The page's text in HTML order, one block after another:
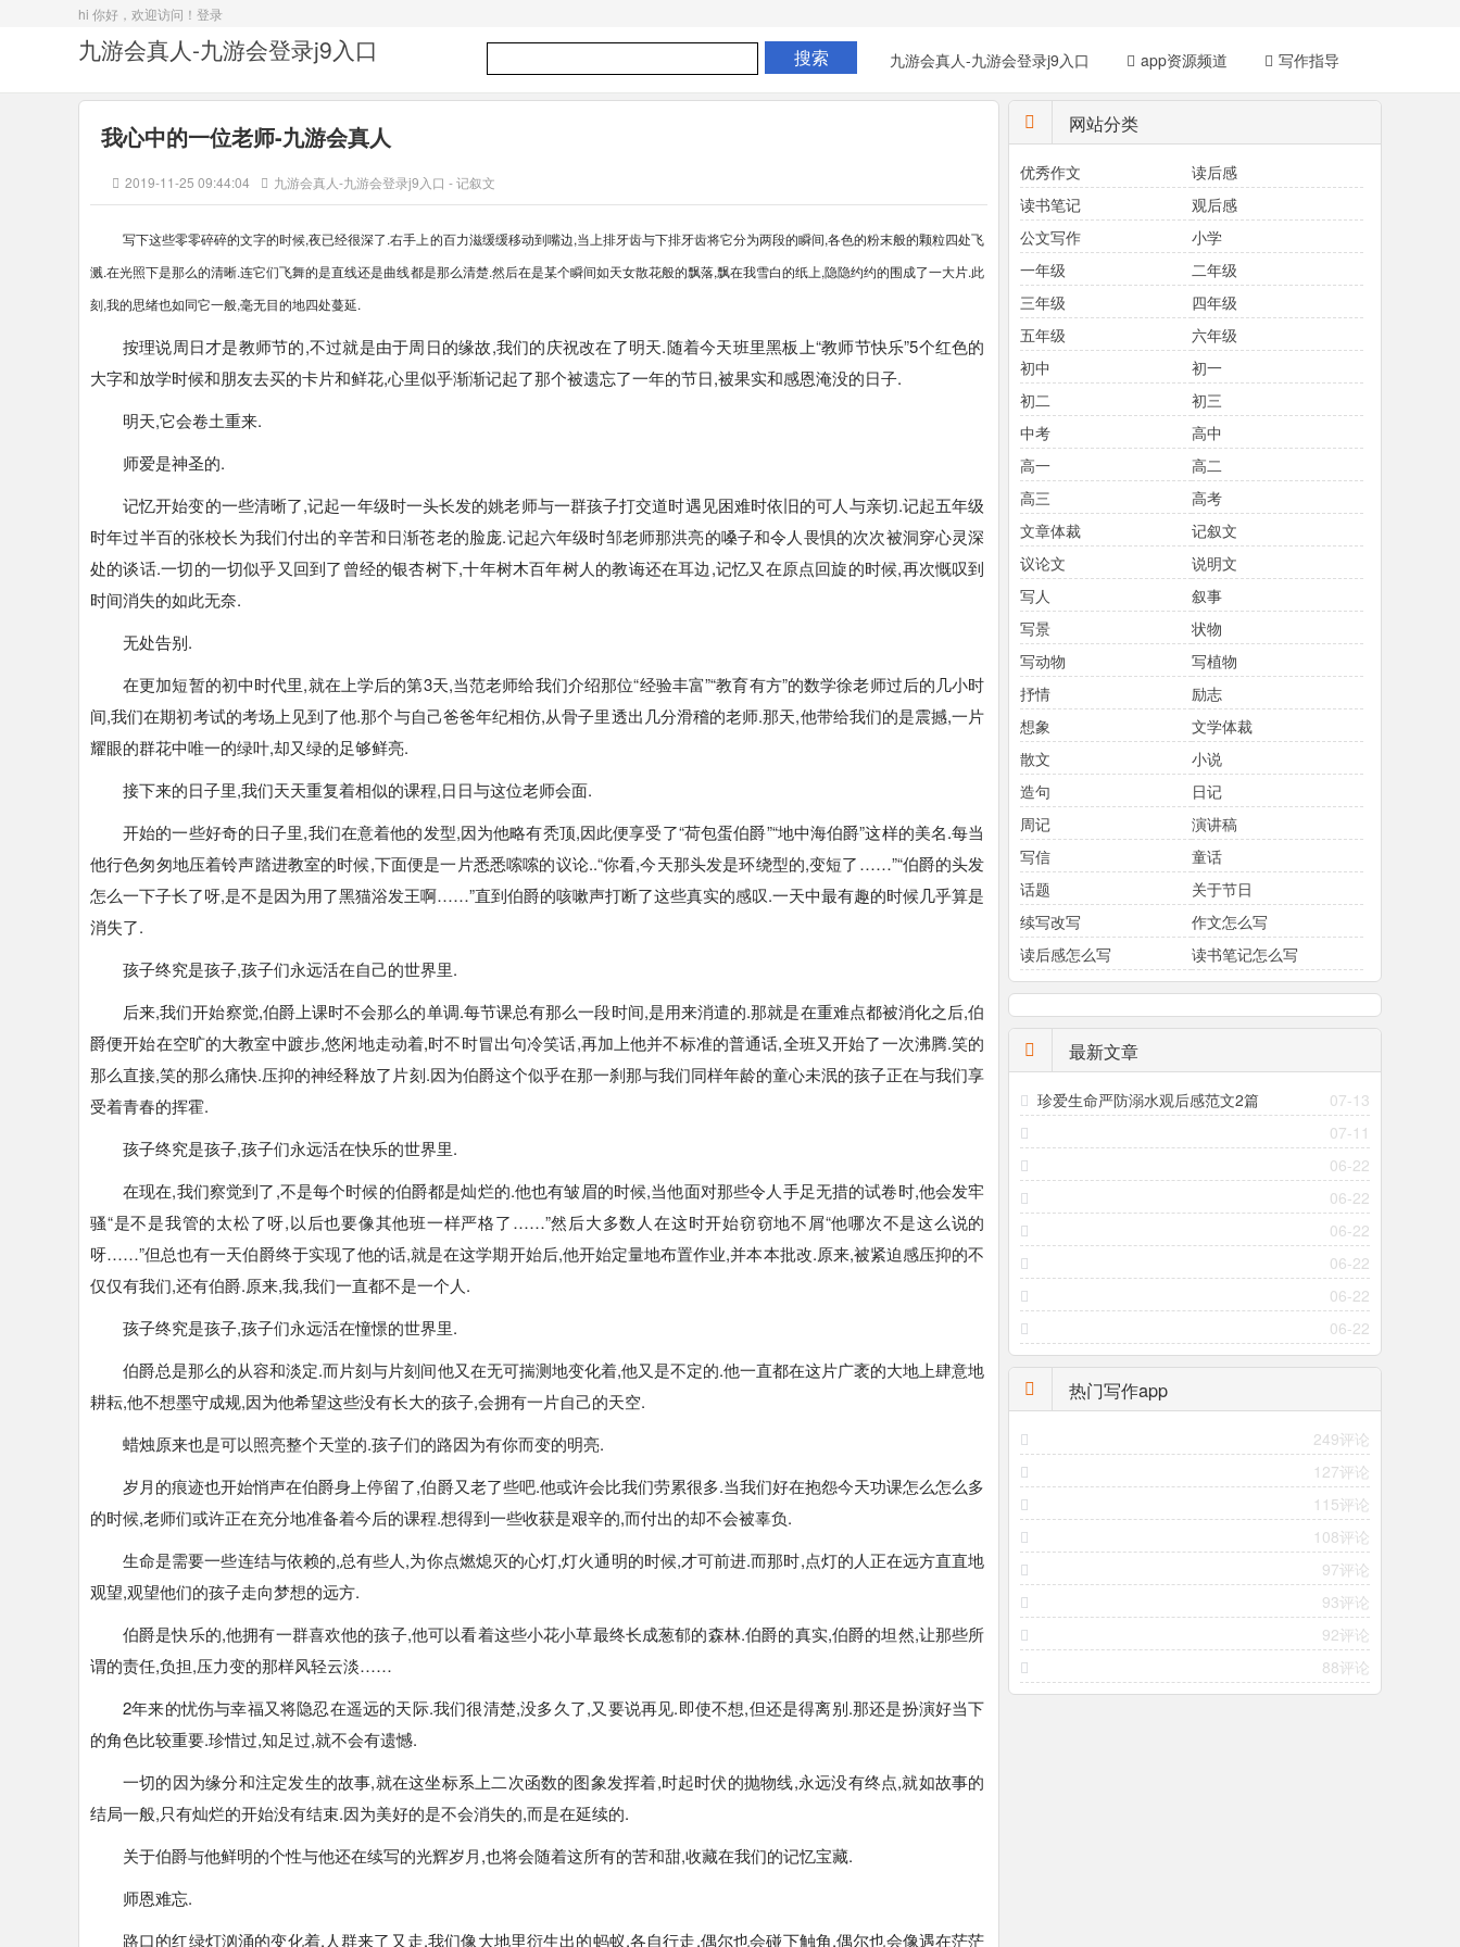
hi 你好，欢迎访问！ 登录
九游会真人-九游会登录j9入口 九游会真人-九游会登录j9入口 app资源频道 写作指导
我心中的一位老师-九游会真人
2019-11-25 09:44:04 九游会真人-九游会登录j9入口 -记叙文
写下这些零零碎碎的文字的时候,夜已经很深了.右手上的百力滋缓缓移动到嘴边,当上排牙齿与下排牙齿将它分为两段的瞬间,各色的粉末般的颗粒四处飞
溅.在光照下是那么的清晰.连它们飞舞的是直线还是曲线都是那么清楚.然后在是某个瞬间如天女散花般的飘落,飘在我雪白的纸上,隐隐约约的围成了一大片.此
刻,我的思绪也如同它一般,毫无目的地四处蔓延.
按理说周日才是教师节的,不过就是由于周日的缘故,我们的庆祝改在了明天.随着今天班里黑板上“教师节快乐”5个红色的
大字和放学时候和朋友去买的卡片和鲜花,心里似乎渐渐记起了那个被遗忘了一年的节日,被果实和感恩淹没的日子.
明天,它会卷土重来.
师爱是神圣的.
记忆开始变的一些清晰了,记起一年级时一头长发的姚老师与一群孩子打交道时遇见困难时依旧的可人与亲切.记起五年级
时年过半百的张校长为我们付出的辛苦和日渐苍老的脸庞.记起六年级时邹老师那洪亮的嗓子和令人畏惧的次次被洞穿心灵深
处的谈话.一切的一切似乎又回到了曾经的银杏树下,十年树木百年树人的教诲还在耳边,记忆又在原点回旋的时候,再次慨叹到
时间消失的如此无奈.
无处告别.
在更加短暂的初中时代里,就在上学后的第3天,当范老师给我们介绍那位“经验丰富”“教育有方”的数学徐老师过后的几小时
间,我们在期初考试的考场上见到了他.那个与自己爸爸年纪相仿,从骨子里透出几分滑稽的老师.那天,他带给我们的是震撼,一片
耀眼的群花中唯一的绿叶,却又绿的足够鲜亮.
接下来的日子里,我们天天重复着相似的课程,日日与这位老师会面.
开始的一些好奇的日子里,我们在意着他的发型,因为他略有秃顶,因此便享受了“荷包蛋伯爵”“地中海伯爵”这样的美名.每当
他行色匆匆地压着铃声踏进教室的时候,下面便是一片悉悉嗦嗦的议论..“你看,今天那头发是环绕型的,变短了……”“伯爵的头发
怎么一下子长了呀,是不是因为用了黑猫浴发王啊……”直到伯爵的咳嗽声打断了这些真实的感叹.一天中最有趣的时候几乎算是
消失了.
孩子终究是孩子,孩子们永远活在自己的世界里.
后来,我们开始察觉,伯爵上课时不会那么的单调.每节课总有那么一段时间,是用来消遣的.那就是在重难点都被消化之后,伯
爵便开始在空旷的大教室中踱步,悠闲地走动着,时不时冒出句冷笑话,再加上他并不标准的普通话,全班又开始了一次沸腾.笑的
那么直接,笑的那么痛快.压抑的神经释放了片刻.因为伯爵这个似乎在那一刹那与我们同样年龄的童心未泯的孩子正在与我们享
受着青春的挥霍.
孩子终究是孩子,孩子们永远活在快乐的世界里.
在现在,我们察觉到了,不是每个时候的伯爵都是灿烂的.他也有皱眉的时候,当他面对那些令人手足无措的试卷时,他会发牢
骚“是不是我管的太松了呀,以后也要像其他班一样严格了……”然后大多数人在这时开始窃窃地不屑“他哪次不是这么说的
呀……”但总也有一天伯爵终于实现了他的话,就是在这学期开始后,他开始定量地布置作业,并本本批改.原来,被紧迫感压抑的不
仅仅有我们,还有伯爵.原来,我,我们一直都不是一个人.
孩子终究是孩子,孩子们永远活在憧憬的世界里.
伯爵总是那么的从容和淡定.而片刻与片刻间他又在无可揣测地变化着,他又是不定的.他一直都在这片广袤的大地上肆意地
耕耘,他不想墨守成规,因为他希望这些没有长大的孩子,会拥有一片自己的天空.
蜡烛原来也是可以照亮整个天堂的.孩子们的路因为有你而变的明亮.
岁月的痕迹也开始悄声在伯爵身上停留了,伯爵又老了些吧.他或许会比我们劳累很多.当我们好在抱怨今天功课怎么怎么多
的时候,老师们或许正在充分地准备着今后的课程.想得到一些收获是艰辛的,而付出的却不会被辜负.
生命是需要一些连结与依赖的,总有些人,为你点燃熄灭的心灯,灯火通明的时候,才可前进.而那时,点灯的人正在远方直直地
观望,观望他们的孩子走向梦想的远方.
伯爵是快乐的,他拥有一群喜欢他的孩子,他可以看着这些小花小草最终长成葱郁的森林.伯爵的真实,伯爵的坦然,让那些所
谓的责任,负担,压力变的那样风轻云淡……
2年来的忧伤与幸福又将隐忍在遥远的天际.我们很清楚,没多久了,又要说再见.即使不想,但还是得离别.那还是扮演好当下
的角色比较重要.珍惜过,知足过,就不会有遗憾.
一切的因为缘分和注定发生的故事,就在这坐标系上二次函数的图象发挥着,时起时伏的抛物线,永远没有终点,就如故事的
结局一般,只有灿烂的开始没有结束.因为美好的是不会消失的,而是在延续的.
关于伯爵与他鲜明的个性与他还在续写的光辉岁月,也将会随着这所有的苦和甜,收藏在我们的记忆宝藏.
师恩难忘.
路口的红绿灯汹涌的变化着,人群来了又走.我们像大地里衍生出的蚂蚁,各自行走.偶尔也会碰下触角,偶尔也会像遇在茫茫
网站分类
优秀作文
读后感
读书笔记
观后感
公文写作
小学
一年级
二年级
三年级
四年级
五年级
六年级
初中
初一
初二
初三
中考
高中
高一
高二
高三
高考
文章体裁
记叙文
议论文
说明文
写人
叙事
写景
状物
写动物
写植物
抒情
励志
想象
文学体裁
散文
小说
造句
日记
周记
演讲稿
写信
童话
话题
关于节日
续写改写
作文怎么写
读后感怎么写
读书笔记怎么写
最新文章
07-13
珍爱生命严防溺水观后感范文2篇
07-11
06-22
06-22
06-22
06-22
06-22
06-22
热门写作app
249评论
127评论
115评论
108评论
97评论
93评论
92评论
88评论